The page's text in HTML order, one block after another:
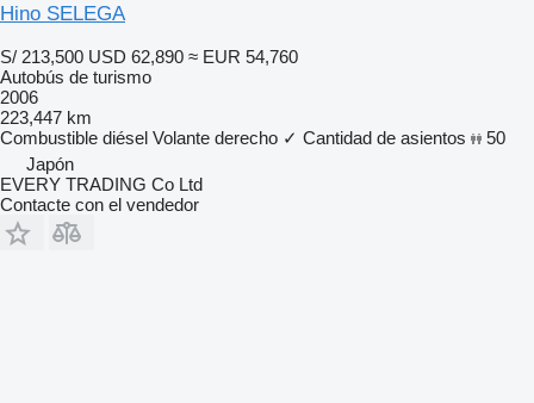
Hino SELEGA
S/ 213,500 USD 62,890 ≈ EUR 54,760
Autobús de turismo
2006
223,447 km
Combustible diésel Volante derecho ✓ Cantidad de asientos
50
Japón
EVERY TRADING Co Ltd
Contacte con el vendedor